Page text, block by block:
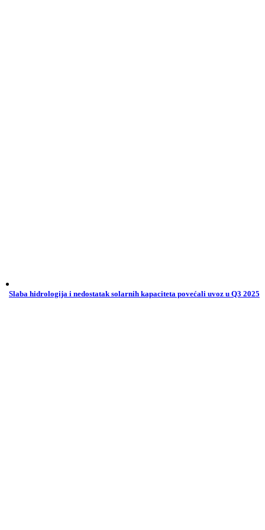
Slaba hidrologija i nedostatak solarnih kapaciteta povećali uvoz u Q3 2025